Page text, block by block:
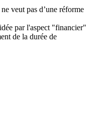
par l'aspect "financier"
de la durée de